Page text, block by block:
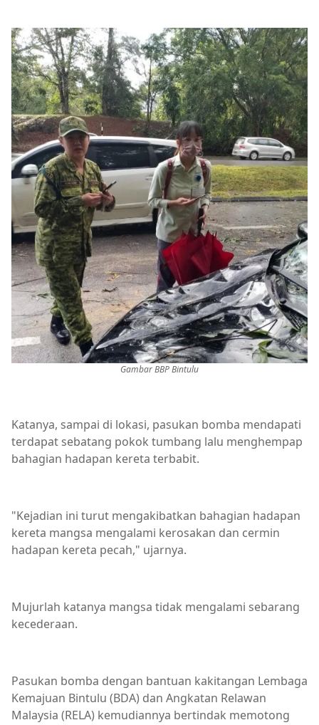
Gambar BBP Bintulu
Katanya, sampai di lokasi, pasukan bomba mendapati
terdapat sebatang pokok tumbang lalu menghempap
bahagian hadapan kereta terbabit.
"Kejadian ini turut mengakibatkan bahagian hadapan
kereta mangsa mengalami kerosakan dan cermin
hadapan kereta pecah," ujarnya.
Mujurlah katanya mangsa tidak mengalami sebarang
kecederaan.
Pasukan bomba dengan bantuan kakitangan Lembaga
Kemajuan Bintulu (BDA) dan Angkatan Relawan
Malaysia (RELA) kemudiannya bertindak memotong